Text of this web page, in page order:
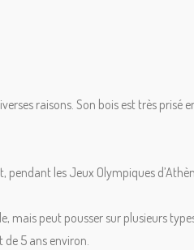
raisons. Son bois est très prisé
pendant les Jeux Olympiques
mais peut pousser sur plusieurs
5 ans environ.